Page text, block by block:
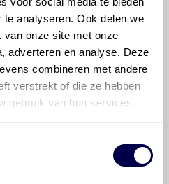
analyseren. Ook delen we
van onze site met onze
adverteren en analyse. Deze
combineren met andere
verstrekt of die ze hebben
gebruik van hun services.
60000 km
Benz 200-